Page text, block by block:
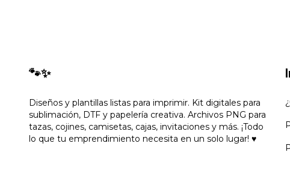
🐾✨
Diseños y plantillas listas para imprimir. Kit digitales para
sublimación, DTF y papelería creativa. Archivos PNG para
tazas, cojines, camisetas, cajas, invitaciones y más. ¡Todo
lo que tu emprendimiento necesita en un solo lugar! ♥